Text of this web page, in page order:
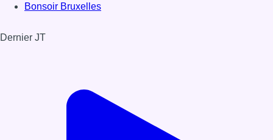
Bonsoir Bruxelles
Dernier JT